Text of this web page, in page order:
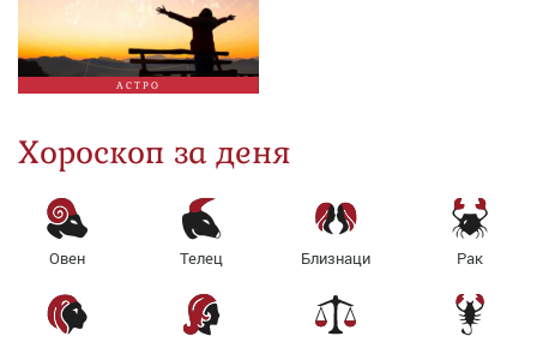
АСТРО
Хороскоп за деня
Овен Телец Близнаци Рак